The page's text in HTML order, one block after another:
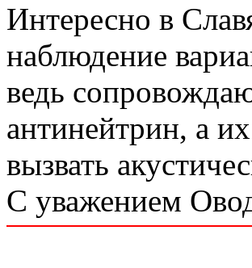
Интересно в
наблюдение
ведь
антинейтрин, а
вызвать
С уважением